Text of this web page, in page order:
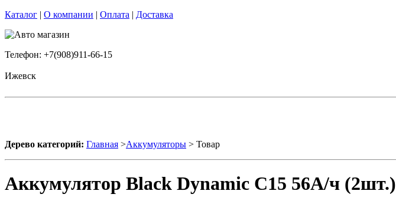
Каталог | О компании | Оплата | Доставка
Телефон: +7(908)911-66-15
Ижевск
Дерево категорий: Главная >Аккумуляторы > Товар
Аккумулятор Black Dynamic C15 56А/ч (2шт.)